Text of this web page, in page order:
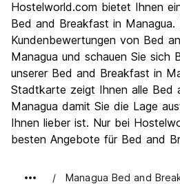
Kultur
Nachtleben / Party
Preis-Leistungsverhältnis
Hostelworld.com bietet Ihnen
Bed and Breakfast in Managua.
Kundenbewertungen von Bed
Managua und schauen Sie sich
unserer Bed and Breakfast in
Stadtkarte zeigt Ihnen alle Bed
Managua damit Sie die Lage
Ihnen lieber ist. Nur bei
besten Angebote für Bed and
Managua Bed and